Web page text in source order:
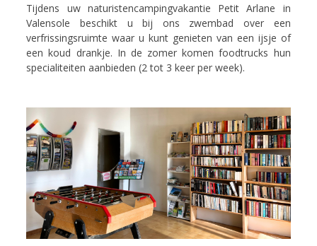
Tijdens uw naturistencampingvakantie Petit Arlane in
Valensole beschikt u bij ons zwembad over een
verfrissingsruimte waar u kunt genieten van een ijsje of
een koud drankje. In de zomer komen foodtrucks hun
specialiteiten aanbieden (2 tot 3 keer per week).